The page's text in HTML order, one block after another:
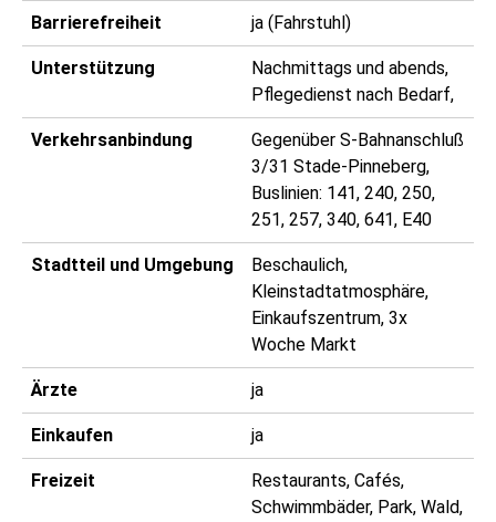
Barrierefreiheit ja (Fahrstuhl)
Unterstützung
Nachmittags und abends,
Pflegedienst nach Bedarf,
Verkehrsanbindung
Gegenüber S-Bahnanschluß
3/31 Stade-Pinneberg,
Buslinien: 141, 240, 250,
251, 257, 340, 641, E40
Stadtteil und Umgebung
Beschaulich,
Kleinstadtatmosphäre,
Einkaufszentrum, 3x
Woche Markt
Ärzte ja
Einkaufen ja
Freizeit
Restaurants, Cafés,
Schwimmbäder, Park, Wald,